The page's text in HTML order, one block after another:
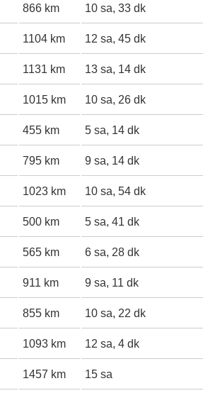
866 km 10 sa, 33 dk
1104 km 12 sa, 45 dk
1131 km 13 sa, 14 dk
1015 km 10 sa, 26 dk
455 km 5 sa, 14 dk
795 km 9 sa, 14 dk
1023 km 10 sa, 54 dk
500 km 5 sa, 41 dk
565 km 6 sa, 28 dk
911 km 9 sa, 11 dk
855 km 10 sa, 22 dk
1093 km 12 sa, 4 dk
1457 km 15 sa